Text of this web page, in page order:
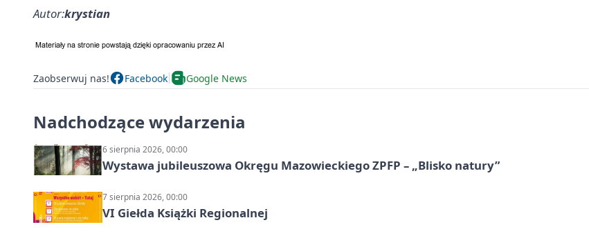
Autor:krystian
Zaobserwuj nas! Facebook Google News
Nadchodzące wydarzenia
6 sierpnia 2026, 00:00
Wystawa jubileuszowa Okręgu Mazowieckiego ZPFP – „Blisko natury”
7 sierpnia 2026, 00:00
VI Giełda Książki Regionalnej